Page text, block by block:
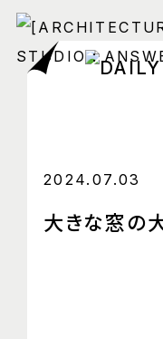
大きな窓の
2024.07.03